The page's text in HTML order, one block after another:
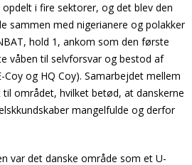
i fire sektorer, og det blev den
sammen med nigerianere og polakker
hold 1, ankom som den første
våben til selvforsvar og bestod af
og HQ Coy). Samarbejdet mellem
området, hvilket betød, at danskerne
mangelfulde og derfor
var det danske område som et U-